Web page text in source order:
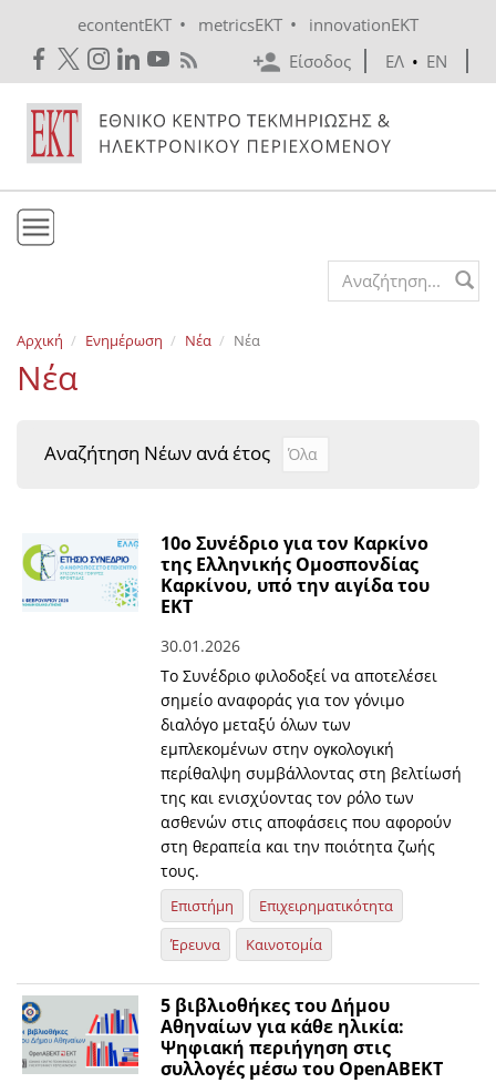
econtentEKT • metricsEKT •
innovationEKT
Είσοδος
ΕΛ • EN
Εκδόσεις
Ενημέρωση
Search form
Αρχική Ενημέρωση Νέα Νέα
Νέα
Αναζήτηση Νέων ανά έτος Αναζήτηση Νέων ανά
Year
10ο Συνέδριο για τον Καρκίνο
της Ελληνικής Ομοσπονδίας
Καρκίνου, υπό την αιγίδα του
ΕΚΤ
30.01.2026
Το Συνέδριο φιλοδοξεί να αποτελέσει
σημείο αναφοράς για τον γόνιμο
διαλόγο μεταξύ όλων των
εμπλεκομένων στην ογκολογική
περίθαλψη συμβάλλοντας στη βελτίωσή
της και ενισχύοντας τον ρόλο των
ασθενών στις αποφάσεις που αφορούν
στη θεραπεία και την ποιότητα ζωής
τους.
Επιστήμη
Επιχειρηματικότητα
Έρευνα
Καινοτομία
5 βιβλιοθήκες του Δήμου
Αθηναίων για κάθε ηλικία:
Ψηφιακή περιήγηση στις
συλλογές μέσω του OpenABEKT